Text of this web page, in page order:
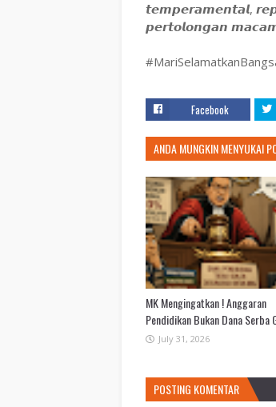
𝙩𝙚𝙢𝙥𝙚𝙧𝙖𝙢𝙚𝙣𝙩𝙖𝙡,
𝙥𝙚𝙧𝙩𝙤𝙡𝙤𝙣𝙜𝙖𝙣 𝙢𝙖𝙘𝙖𝙢
Facebook
ANDA MUNGKIN MENYUKAI
MK Mengingatkan ! Anggaran
Pendidikan Bukan Dana Serba
July 31, 2026
POSTING KOMENTAR